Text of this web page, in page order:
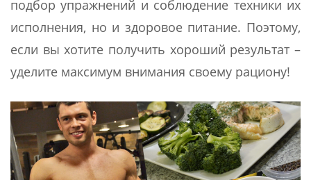
подбор упражнений и соблюдение техники их
исполнения, но и здоровое питание. Поэтому,
если вы хотите получить хороший результат –
уделите максимум внимания своему рациону!